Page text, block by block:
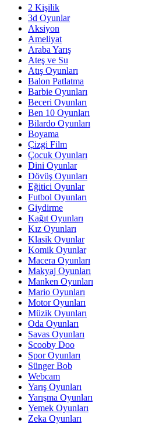
2 Kişilik
3d Oyunlar
Aksiyon
Ameliyat
Araba Yarış
Ateş ve Su
Atış Oyunları
Balon Patlatma
Barbie Oyunları
Beceri Oyunları
Ben 10 Oyunları
Bilardo Oyunları
Boyama
Çizgi Film
Çocuk Oyunları
Dini Oyunlar
Dövüş Oyunları
Eğitici Oyunlar
Futbol Oyunları
Giydirme
Kağıt Oyunları
Kız Oyunları
Klasik Oyunlar
Komik Oyunlar
Macera Oyunları
Makyaj Oyunları
Manken Oyunları
Mario Oyunları
Motor Oyunları
Müzik Oyunları
Oda Oyunları
Savas Oyunları
Scooby Doo
Spor Oyunları
Sünger Bob
Webcam
Yarış Oyunları
Yarışma Oyunları
Yemek Oyunları
Zeka Oyunları